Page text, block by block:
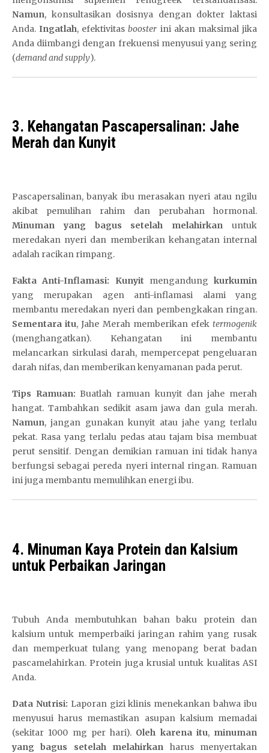
Namun, konsultasikan dosisnya dengan dokter laktasi
Anda.Ingatlah, efektivitasbooster ini akan maksimal jika
Anda diimbangi dengan frekuensi menyusui yang sering
(demand and supply).
3. Kehangatan Pascapersalinan: Jahe
Merah dan Kunyit
Pascapersalinan, banyak ibu merasakan nyeri atau ngilu
akibat pemulihan rahim dan perubahan hormonal.
Minuman yang bagus setelah melahirkan untuk
meredakan nyeri dan memberikan kehangatan internal
adalah racikan rimpang.
Fakta Anti-Inflamasi: Kunyit mengandung kurkumin
yang merupakan agen anti-inflamasi alami yang
membantu meredakan nyeri dan pembengkakan ringan.
Sementara itu, Jahe Merah memberikan efektermogenik
(menghangatkan). Kehangatan ini membantu
melancarkan sirkulasi darah, mempercepat pengeluaran
darah nifas, dan memberikan kenyamanan pada perut.
Tips Ramuan: Buatlah ramuan kunyit dan jahe merah
hangat. Tambahkan sedikit asam jawa dan gula merah.
Namun, jangan gunakan kunyit atau jahe yang terlalu
pekat. Rasa yang terlalu pedas atau tajam bisa membuat
perut sensitif. Dengan demikian ramuan ini tidak hanya
berfungsi sebagai pereda nyeri internal ringan. Ramuan
ini juga membantu memulihkan energi ibu.
4. Minuman Kaya Protein dan Kalsium
untuk Perbaikan Jaringan
Tubuh Anda membutuhkan bahan baku protein dan
kalsium untuk memperbaiki jaringan rahim yang rusak
dan memperkuat tulang yang menopang berat badan
pascamelahirkan. Protein juga krusial untuk kualitas ASI
Anda.
Data Nutrisi: Laporan gizi klinis menekankan bahwa ibu
menyusui harus memastikan asupan kalsium memadai
(sekitar 1000 mg per hari). Oleh karena itu, minuman
yang bagus setelah melahirkan harus menyertakan